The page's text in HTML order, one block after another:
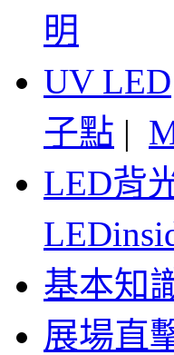
明
UV LED
子點 |
LED背
基本知
展場直